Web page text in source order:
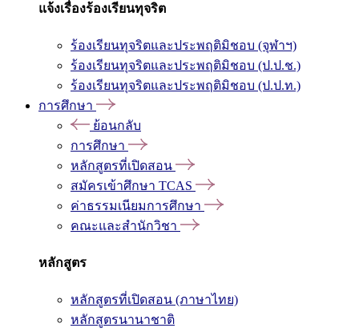
แจ้งเรื่องร้องเรียนทุจริต
ร้องเรียนทุจริตและประพฤติมิชอบ (จุฬาฯ)
ร้องเรียนทุจริตและประพฤติมิชอบ (ป.ป.ช.)
ร้องเรียนทุจริตและประพฤติมิชอบ (ป.ป.ท.)
การศึกษา
ย้อนกลับ
การศึกษา
หลักสูตรที่เปิดสอน
สมัครเข้าศึกษา TCAS
ค่าธรรมเนียมการศึกษา
คณะและสำนักวิชา
หลักสูตร
หลักสูตรที่เปิดสอน (ภาษาไทย)
หลักสูตรนานาชาติ